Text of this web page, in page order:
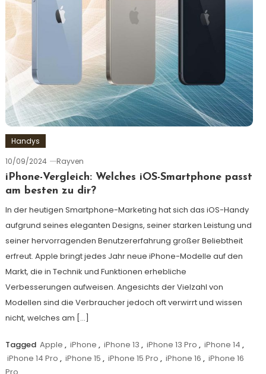
Handys
10/09/2024
Rayven
iPhone-Vergleich: Welches iOS-Smartphone passt
am besten zu dir?
In der heutigen Smartphone-Marketing hat sich das iOS-Handy
aufgrund seines eleganten Designs, seiner starken Leistung und
seiner hervorragenden Benutzererfahrung großer Beliebtheit
erfreut. Apple bringt jedes Jahr neue iPhone-Modelle auf den
Markt, die in Technik und Funktionen erhebliche
Verbesserungen aufweisen. Angesichts der Vielzahl von
Modellen sind die Verbraucher jedoch oft verwirrt und wissen
nicht, welches am […]
Tagged Apple , iPhone , iPhone 13 , iPhone 13 Pro , iPhone 14 ,
iPhone 14 Pro , iPhone 15 , iPhone 15 Pro , iPhone 16 , iPhone 16